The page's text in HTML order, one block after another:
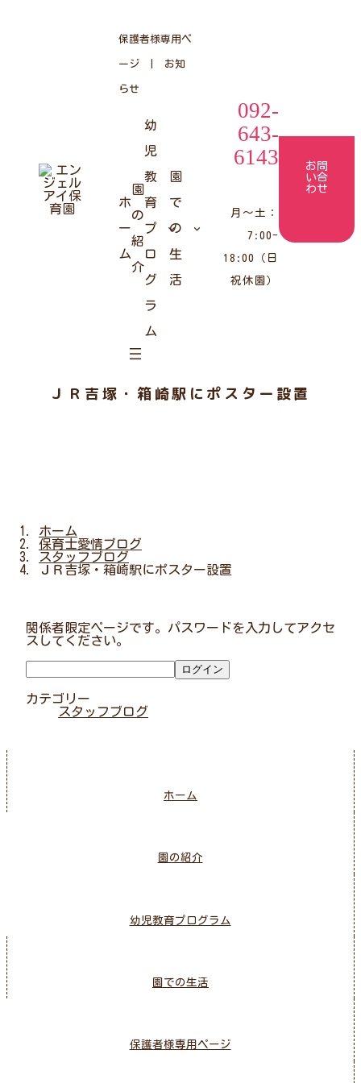
保護者様専用ペ
ージ| お知
らせ
ホ
ー
ム
園
の
紹
介
幼
児
教
育
プ
ロ
グ
ラ
ム
園
で
の
生
活
092-
643-
6143
月〜土：
7:00-
18:00（日
祝休園）
お問
い合
わせ
ＪＲ吉塚・箱崎駅にポスター設置
ホーム
保育士愛情ブログ
スタッフブログ
ＪＲ吉塚・箱崎駅にポスター設置
関係者限定ページです。パスワードを入力してアクセ
スしてください。
カテゴリー
スタッフブログ
ホーム
園の紹介
幼児教育プログラム
園での生活
保護者様専用ページ